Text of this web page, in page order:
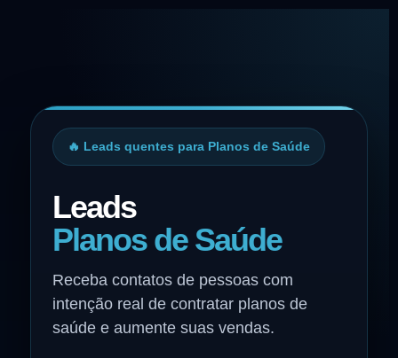
🔥 Leads quentes para Planos de Saúde
Leads
Planos de Saúde
Receba contatos de pessoas com
intenção real de contratar planos de
saúde e aumente suas vendas.